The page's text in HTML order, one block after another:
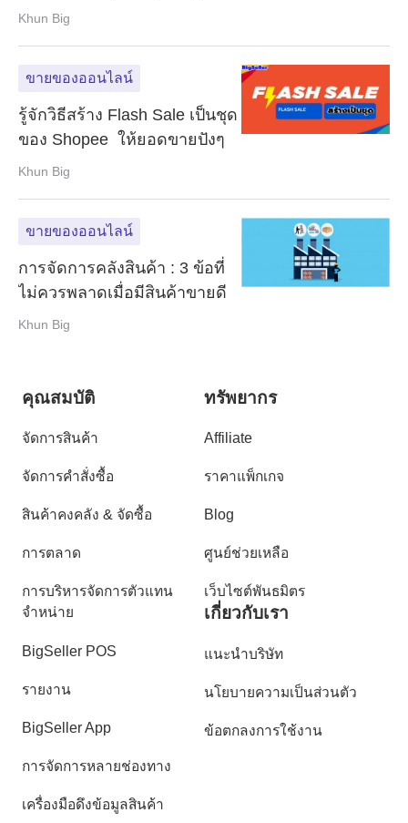
พ่อค้าแม้ค้าต้องรู้！！
Khun Big
ขายของออนไลน์
รู้จักวิธีสร้าง Flash Sale เป็นชุด
ของ Shopee ให้ยอดขายปังๆ
Khun Big
ขายของออนไลน์
การจัดการคลังสินค้า : 3 ข้อที่
ไม่ควรพลาดเมื่อมีสินค้าขายดี
Khun Big
คุณสมบัติ
จัดการสินค้า
จัดการคำสั่งซื้อ
สินค้าคงคลัง & จัดซื้อ
การตลาด
การบริหารจัดการตัวแทน
จำหน่าย
BigSeller POS
รายงาน
BigSeller App
การจัดการหลายช่องทาง
เครื่องมือดึงข้อมูลสินค้า
ทรัพยากร
Affiliate
ราคาแพ็กเกจ
Blog
ศูนย์ช่วยเหลือ
เว็บไซต์พันธมิตร
เกี่ยวกับเรา
แนะนำบริษัท
นโยบายความเป็นส่วนตัว
ข้อตกลงการใช้งาน